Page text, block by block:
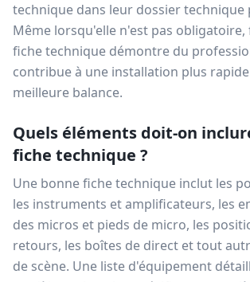
technique dans leur dossier technique
Même lorsqu'elle n'est pas
fiche technique démontre du
contribue à une installation plus
meilleure balance.
Quels éléments doit-on
fiche technique ?
Une bonne fiche technique inclut les
les instruments et amplificateurs, les
des micros et pieds de micro, les
retours, les boîtes de direct et tout
de scène. Une liste d'équipement